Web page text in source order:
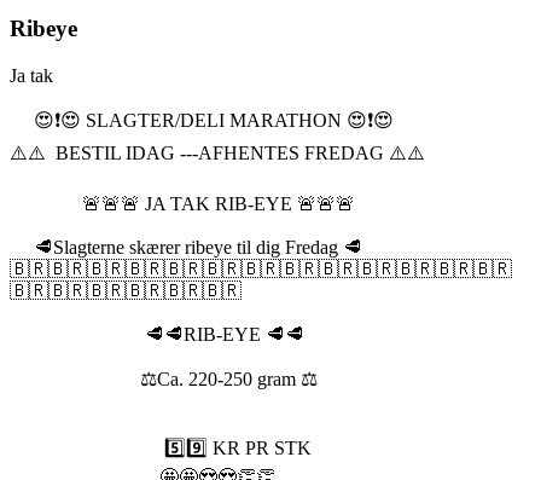
Ribeye
Ja tak
😍❗️😍 SLAGTER/DELI MARATHON 😍❗️😍
⚠️⚠️ BESTIL IDAG ---AFHENTES FREDAG ⚠️⚠️
🚨🚨🚨 JA TAK RIB-EYE 🚨🚨🚨
🥩Slagterne skærer ribeye til dig Fredag 🥩
🇧🇷🇧🇷🇧🇷🇧🇷🇧🇷🇧🇷🇧🇷🇧🇷🇧🇷🇧🇷🇧🇷🇧🇷🇧🇷
🇧🇷🇧🇷🇧🇷🇧🇷🇧🇷🇧🇷
🥩🥩RIB-EYE 🥩🥩
⚖️Ca. 220-250 gram ⚖️
5️⃣9️⃣ KR PR STK